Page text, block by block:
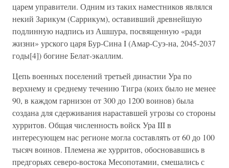
царем управители. Одним из таких наместников являлся
некий Зарикум (Саррикум), оставивший древнейшую
подлинную надпись из Ашшура, посвященную «ради
жизни» урского царя Бур-Сина I (Амар-Суэ-на, 2045-2037
годы[4]) богине Белат-экаллим.
Цепь военных поселений третьей династии Ура по
верхнему и среднему течению Тигра (коих было не менее
90, в каждом гарнизон от 300 до 1200 воинов) была
создана для сдерживания нараставшей угрозы со стороны
хурритов. Общая численность войск Ура III в
интересующем нас регионе могла составлять от 60 до 100
тысяч воинов. Племена же хурритов, обосновавшись в
предгорьях северо-востока Месопотамии, смешались с